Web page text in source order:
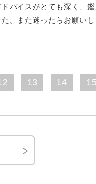
バイスがとても深く、
。また迷ったらお願いし
13 14 15